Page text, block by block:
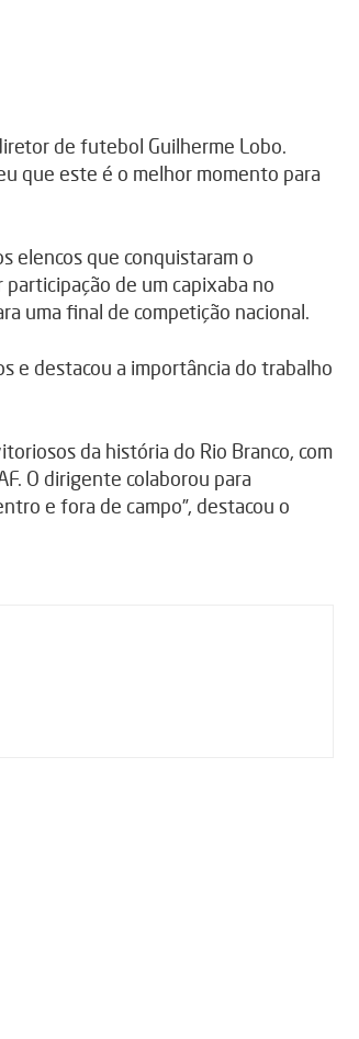
de futebol Guilherme Lobo.
que este é o melhor momento para
elencos que conquistaram o
de um capixaba no
uma final de competição nacional.
e destacou a importância do trabalho
da história do Rio Branco, com
O dirigente colaborou para
e fora de campo”, destacou o